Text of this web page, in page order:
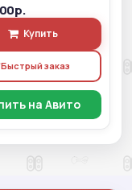
Купить
Быстрый заказ
на Авито